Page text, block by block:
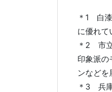
＊1 白
に優れて
＊2 市
印象派の
ンなどを
＊3 兵